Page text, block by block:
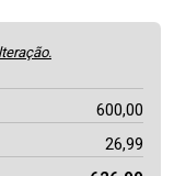
600,00
26,99